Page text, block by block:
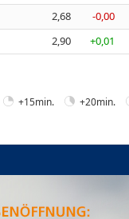
2,68
-0,00
2,90 +0,01
+15min.
+20min.